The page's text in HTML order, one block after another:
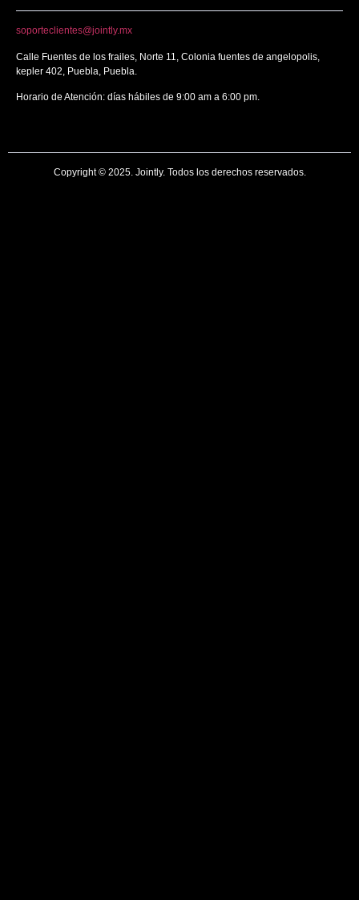
soporteclientes@jointly.mx
Calle Fuentes de los frailes, Norte 11, Colonia fuentes de angelopolis,
kepler 402, Puebla, Puebla.
Horario de Atención: días hábiles de 9:00 am a 6:00 pm.
Copyright © 2025. Jointly. Todos los derechos reservados.